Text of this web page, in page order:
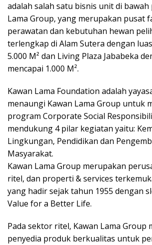
adalah salah satu bisnis unit di bawah
Lama Group, yang merupakan pusat
perawatan dan kebutuhan hewan
terlengkap di Alam Sutera dengan
5.000 M² dan Living Plaza Jababeka
mencapai 1.000 M².
Kawan Lama Foundation adalah
menaungi Kawan Lama Group untuk
program Corporate Social
mendukung 4 pilar kegiatan yaitu:
Lingkungan, Pendidikan dan
Masyarakat.
Kawan Lama Group merupakan
ritel, dan properti & services
yang hadir sejak tahun 1955 dengan
Value for a Better Life.
Pada sektor ritel, Kawan Lama Group
penyedia produk berkualitas untuk